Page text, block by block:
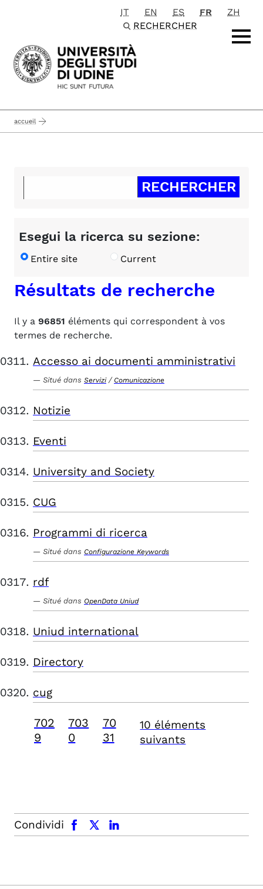
Passa al contenuto principale
IT EN ES FR
ZH
RECHERCHER
accueil
Esegui la ricerca su sezione:
Entire site Current
Résultats de recherche
Il y a 96851 éléments qui correspondent à vos
termes de recherche.
Accesso ai documenti amministrativi
Situé dans Servizi / Comunicazione
Notizie
Eventi
University and Society
CUG
Programmi di ricerca
Situé dans Configurazione Keywords
rdf
Situé dans OpenData Uniud
Uniud international
Directory
cug
702
9
703
0
70
31
10 éléments
suivants
Condividi
facebook x.com linkedin